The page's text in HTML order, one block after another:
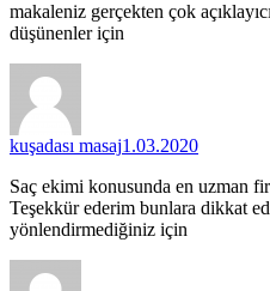
makaleniz gerçekten çok
düşünenler için
kuşadası masaj1.03.2020
Saç ekimi konusunda en uzman
Teşekkür ederim bunlara dikkat
yönlendirmediğiniz için